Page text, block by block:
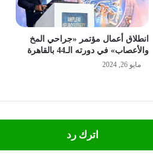
انطلاق أعمال مؤتمر «جراحي المخ
والأعصاب» في دورته الـ44 بالقاهرة
مايو 26, 2024
اترك رد